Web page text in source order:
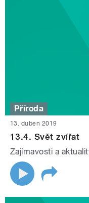
Příroda
13. duben 2019
13.4. Svět zvířat
Zajímavosti a